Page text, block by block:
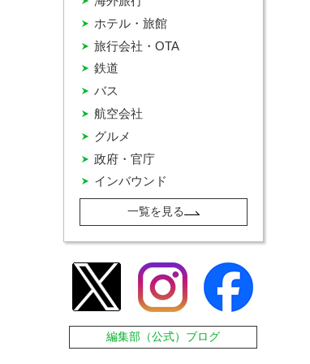
インバウンド
グルメ
バス
ホテル・旅館
政府・官庁
旅行会社・OTA
航空会社
鉄道
一覧を見る
編集部（公式）ブログ